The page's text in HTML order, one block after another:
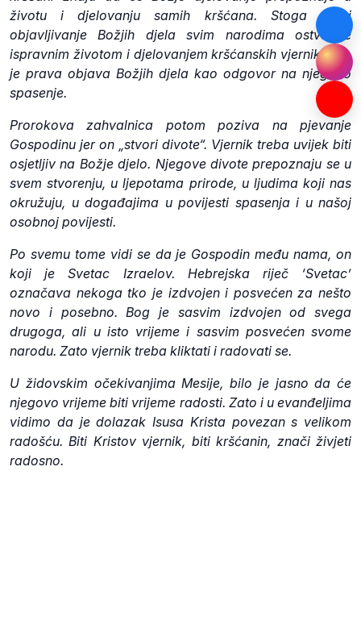
životu i djelovanju samih kršćana. Stoga se i
objavljivanje Božjih djela svim narodima ostvaruje
ispravnim životom i djelovanjem kršćanskih vjernika. To
je prava objava Božjih djela kao odgovor na njegovo
spasenje.
Prorokova zahvalnica potom poziva na pjevanje
Gospodinu jer on „stvori divote“. Vjernik treba uvijek biti
osjetljiv na Božje djelo. Njegove divote prepoznaju se u
svem stvorenju, u ljepotama prirode, u ljudima koji nas
okružuju, u događajima u povijesti spasenja i u našoj
osobnoj povijesti.
Po svemu tome vidi se da je Gospodin među nama, on
koji je Svetac Izraelov. Hebrejska riječ ‘Svetac’
označava nekoga tko je izdvojen i posvećen za nešto
novo i posebno. Bog je sasvim izdvojen od svega
drugoga, ali u isto vrijeme i sasvim posvećen svome
narodu. Zato vjernik treba kliktati i radovati se.
U židovskim očekivanjima Mesije, bilo je jasno da će
njegovo vrijeme biti vrijeme radosti. Zato i u evanđeljima
vidimo da je dolazak Isusa Krista povezan s velikom
radošću. Biti Kristov vjernik, biti kršćanin, znači živjeti
radosno.